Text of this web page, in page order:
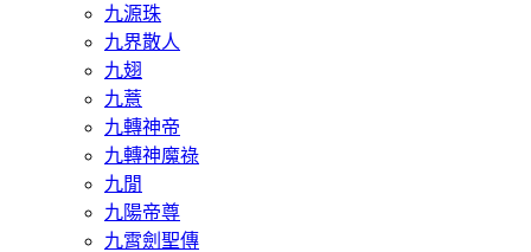
九源珠
九界散人
九翅
九薏
九轉神帝
九轉神魔祿
九閒
九陽帝尊
九霄劍聖傳